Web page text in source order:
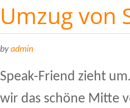
Umzug von
byadmin
Speak-Friend zieht
wir das schöne Mitte